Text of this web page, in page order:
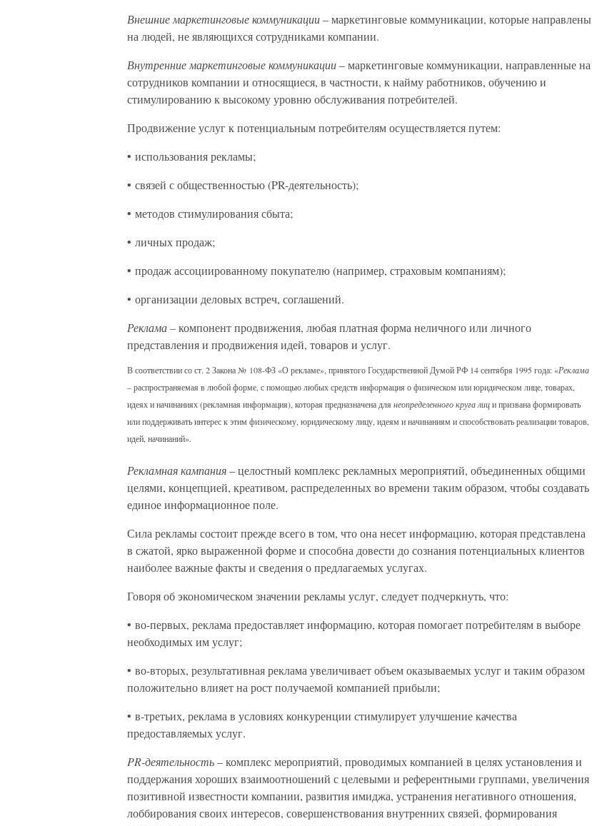
Внешние маркетинговые коммуникации– маркетинговые коммуникации, которые направлены
на людей, не являющихся сотрудниками компании.
Внутренние маркетинговые коммуникации– маркетинговые коммуникации, направленные на
сотрудников компании и относящиеся, в частности, к найму работников, обучению и
стимулированию к высокому уровню обслуживания потребителей.
Продвижение услуг к потенциальным потребителям осуществляется путем:
• использования рекламы;
• связей с общественностью (PR-деятельность);
• методов стимулирования сбыта;
• личных продаж;
• продаж ассоциированному покупателю (например, страховым компаниям);
• организации деловых встреч, соглашений.
Реклама –компонент продвижения, любая платная форма неличного или личного
представления и продвижения идей, товаров и услуг.
В соответствии со ст. 2 Закона № 108-ФЗ «О рекламе», принятого Государственной Думой РФ 14 сентября 1995 года: «Реклама
– распространяемая в любой форме, с помощью любых средств информация о физическом или юридическом лице, товарах,
идеях и начинаниях (рекламная информация), которая предназначена для неопределенного круга лици призвана формировать
или поддерживать интерес к этим физическому, юридическому лицу, идеям и начинаниям и способствовать реализации товаров,
идей, начинаний».
Рекламная кампания– целостный комплекс рекламных мероприятий, объединенных общими
целями, концепцией, креативом, распределенных во времени таким образом, чтобы создавать
единое информационное поле.
Сила рекламы состоит прежде всего в том, что она несет информацию, которая представлена
в сжатой, ярко выраженной форме и способна довести до сознания потенциальных клиентов
наиболее важные факты и сведения о предлагаемых услугах.
Говоря об экономическом значении рекламы услуг, следует подчеркнуть, что:
• во-первых, реклама предоставляет информацию, которая помогает потребителям в выборе
необходимых им услуг;
• во-вторых, результативная реклама увеличивает объем оказываемых услуг и таким образом
положительно влияет на рост получаемой компанией прибыли;
• в-третьих, реклама в условиях конкуренции стимулирует улучшение качества
предоставляемых услуг.
PR-деятельность– комплекс мероприятий, проводимых компанией в целях установления и
поддержания хороших взаимоотношений с целевыми и референтными группами, увеличения
позитивной известности компании, развития имиджа, устранения негативного отношения,
лоббирования своих интересов, совершенствования внутренних связей, формирования